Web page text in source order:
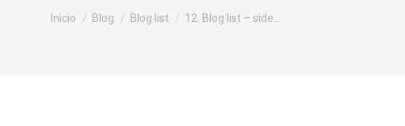
Estás aquí:
Inicio Blog Blog list 12. Blog list – side…